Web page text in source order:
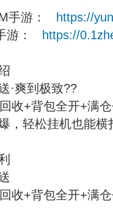
手游：
https://
游：
https://
·爽到极致??
收+背包全开+满
，轻松挂机也能横
收+背包全开+满